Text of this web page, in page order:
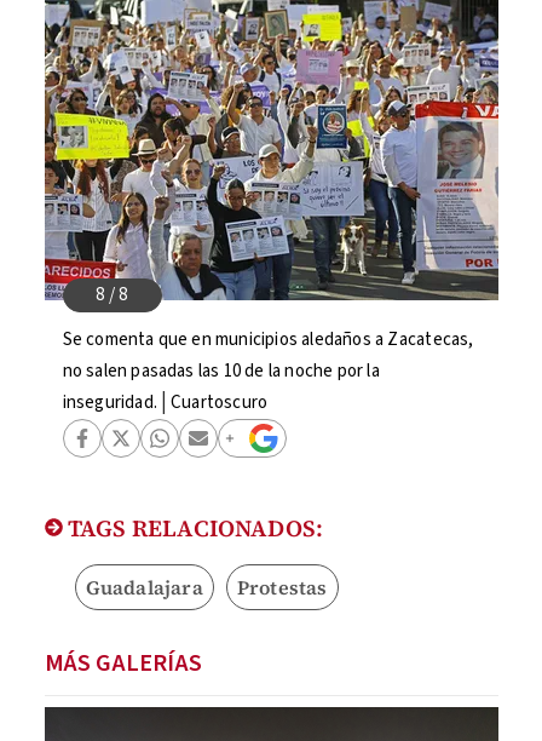
Se comenta que en municipios aledaños a Zacatecas,
no salen pasadas las 10 de la noche por la
inseguridad.│Cuartoscuro
TAGS RELACIONADOS:
Guadalajara Protestas
MÁS GALERÍAS